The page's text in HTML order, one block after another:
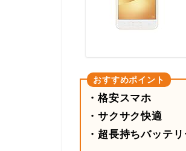
・格安スマホ
・サクサク快適
・超長持ちバッテ